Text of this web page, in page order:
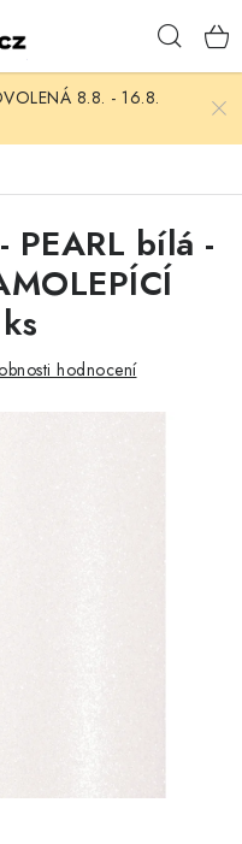
8.8. - 16.8.
PEARL bílá -
hodnocení